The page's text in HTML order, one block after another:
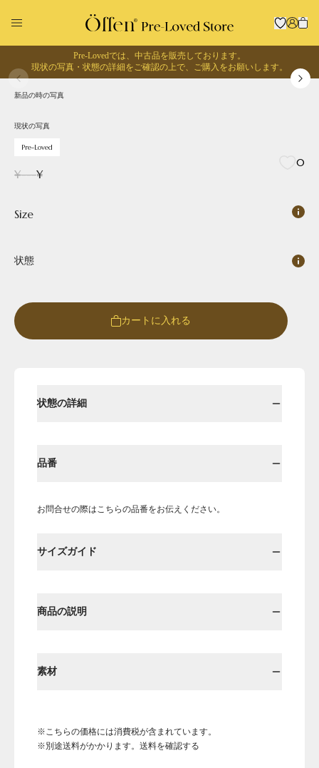
Round Round-hi
Pre-Lovedでは、中古品を販売しております。
現状の写真・状態の詳細をご確認の上で、 ご購入をお願いします。
現状の写真
新品の時の写真
現状の写真
Pre-Loved
0
¥---¥
Size
状態
カートに入れる
状態の詳細
品番
お問合せの際はこちらの品番をお伝えください。
サイズガイド
商品の説明
素材
※こちらの価格には消費税が含まれています。
※別途送料がかかります。送料を確認する